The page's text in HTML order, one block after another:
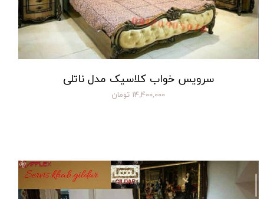
سرویس خواب کلاسیک مدل ناتلی
۱۴,۴۰۰,۰۰۰ تومان